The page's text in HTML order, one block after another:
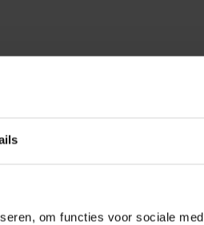
om functies voor sociale